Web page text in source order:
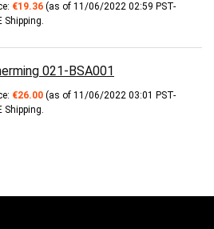
€19.36 (as of 11/06/2022 02:59 PST-
Shipping.
021-BSA001
€26.00 (as of 11/06/2022 03:01 PST-
Shipping.